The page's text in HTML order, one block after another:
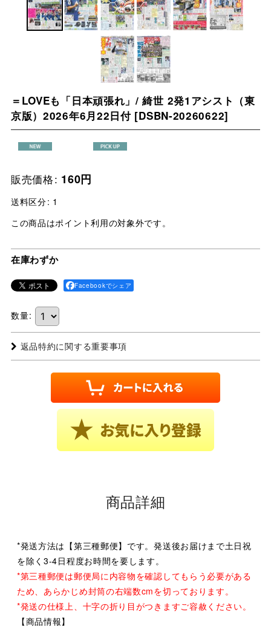
＝LOVEも「日本頑張れ」/ 綺世 2発1アシスト（東
京版）2026年6月22日付 [DSBN-20260622]
販売価格: 160円
送料区分: 1
この商品はポイント利用の対象外です。
在庫わずか
Facebookでシェア
数量:
返品特約に関する重要事項
商品詳細
*発送方法は【第三種郵便】です。発送後お届けまで土日祝
を除く3-4日程度お時間を要します。
*第三種郵便は郵便局に内容物を確認してもらう必要がある
ため、あらかじめ封筒の右端数cmを切っております。
*発送の仕様上、十字の折り目がつきますご容赦ください。
【商品情報】